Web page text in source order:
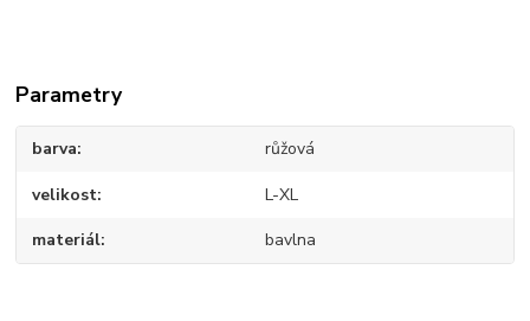
Parametry
barva růžová
velikost L-XL
materiál bavlna